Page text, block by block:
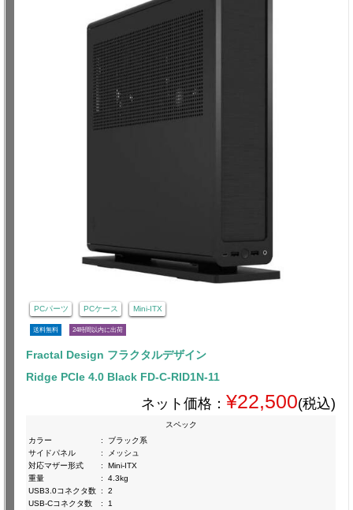
PCパーツ PCケース Mini-ITX
送料無料 24時間以内に出荷
Fractal Design フラクタルデザイン
Ridge PCIe 4.0 Black FD-C-RID1N-11
ネット価格： ¥22,500(税込)
スペック
カラー
:
ブラック系
サイドパネル
:
メッシュ
対応マザー形式
:
Mini-ITX
重量
:
4.3kg
USB3.0コネクタ数 :
2
USB-Cコネクタ数
:
1